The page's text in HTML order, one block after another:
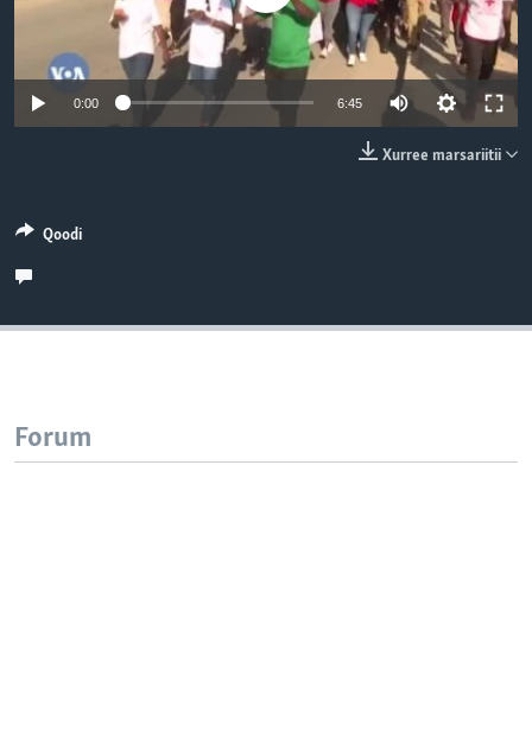
0:00 6:45
Xurree marsariitii
Qoodi
Forum